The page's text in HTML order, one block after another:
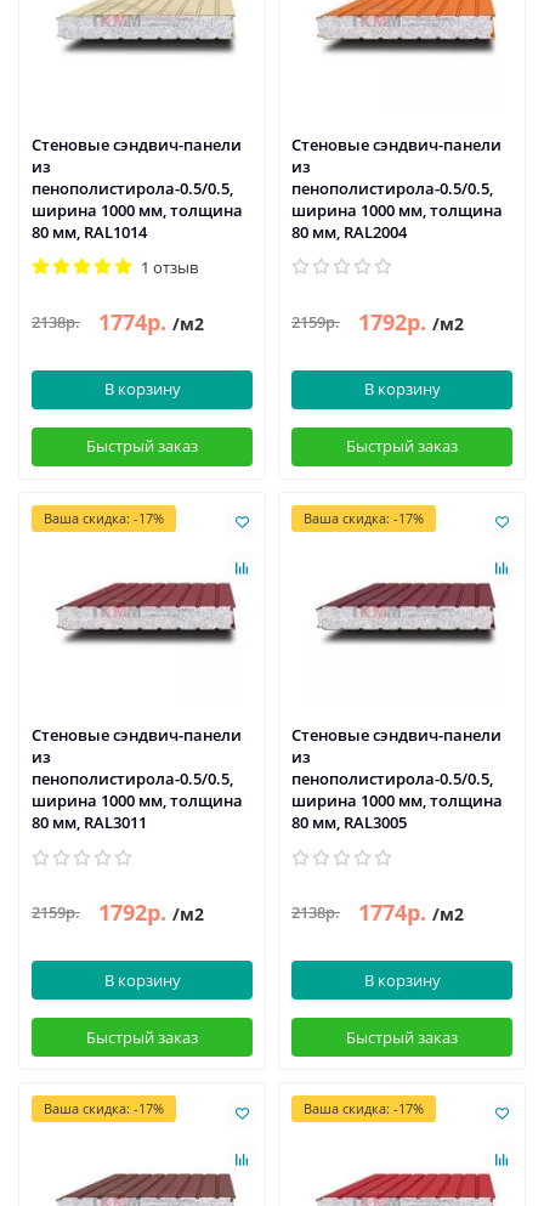
Стеновые сэндвич-панели
из
пенополистирола-0.5/0.5,
ширина 1000 мм, толщина
80 мм, RAL1014
1 отзыв
2138р. 1774р. /м2
В корзину
Быстрый заказ
Стеновые сэндвич-панели
из
пенополистирола-0.5/0.5,
ширина 1000 мм, толщина
80 мм, RAL2004
2159р. 1792р. /м2
В корзину
Быстрый заказ
Ваша скидка: -17%
Стеновые сэндвич-панели
из
пенополистирола-0.5/0.5,
ширина 1000 мм, толщина
80 мм, RAL3011
2159р. 1792р. /м2
В корзину
Быстрый заказ
Ваша скидка: -17%
Стеновые сэндвич-панели
из
пенополистирола-0.5/0.5,
ширина 1000 мм, толщина
80 мм, RAL3005
2138р. 1774р. /м2
В корзину
Быстрый заказ
Ваша скидка: -17% Ваша скидка: -17%